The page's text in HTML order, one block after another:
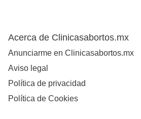
Acerca de Clinicasabortos.mx
Anunciarme en Clinicasabortos.mx
Aviso legal
Política de privacidad
Política de Cookies